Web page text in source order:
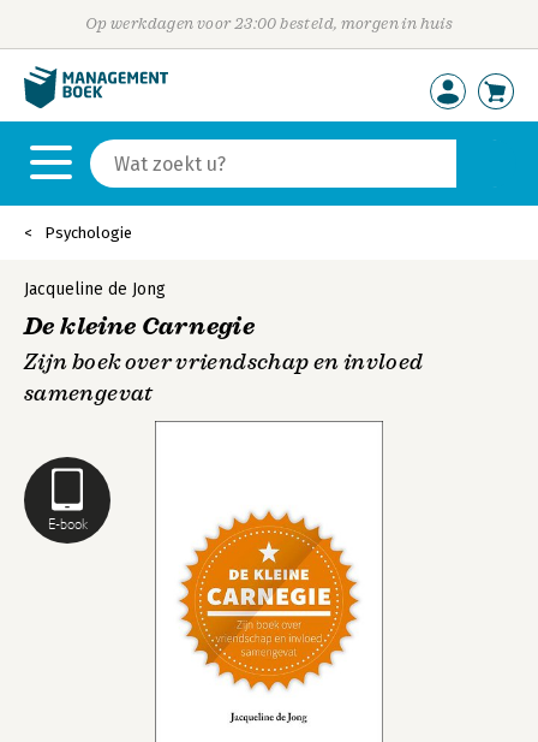
Op werkdagen voor 23:00 besteld, morgen in huis
Psychologie
E-book
Jacqueline de Jong
De kleine Carnegie
Zijn boek over vriendschap en invloed
samengevat